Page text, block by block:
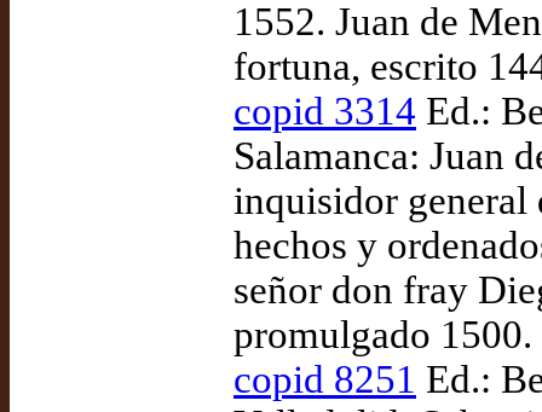
1552. Juan de
fortuna, escrito
copid 3314 Ed.:
Salamanca: Juan
inquisidor general
hechos y
señor don fray
promulgado 1500.
copid 8251 Ed.: